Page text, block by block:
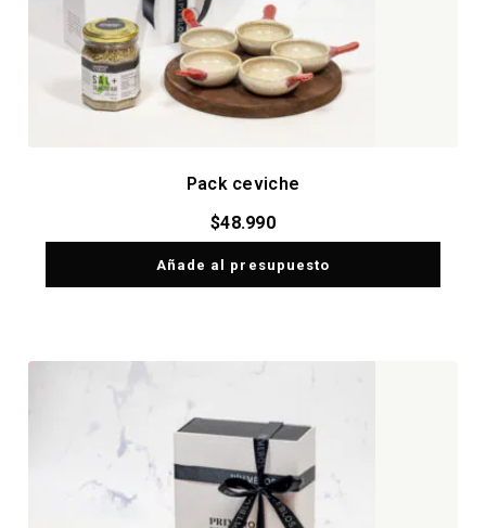
Pack ceviche
$48.990
Añade al presupuesto